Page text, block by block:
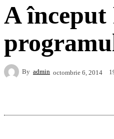
A
By admin octombrie 6, 2014